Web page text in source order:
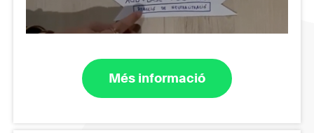
Més informació